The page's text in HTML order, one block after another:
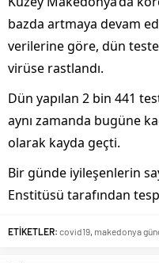
bazda artmaya devam
verilerine göre, dün
virüse rastlandı.
Dün yapılan 2 bin 441
aynı zamanda bugüne
olarak kayda geçti.
Bir günde iyileşenlerin
Enstitüsü tarafından
ETİKETLER: covid19, makedonya